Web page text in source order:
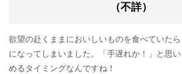
（不詳）
欲望の赴くままにおいしいものを食べていた
になってしまいました。「手遅れか！」と思
めるタイミングなんですね！